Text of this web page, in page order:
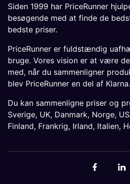
Siden 1999 har PriceRunner
besøgende med at finde de
bedste priser.
PriceRunner er fuldstændig
bruge. Vores vision er at være
med, når du sammenligner
blev PriceRunner en del af Klarna.
Du kan sammenligne priser og
Sverige, UK, Danmark, Norge,
Finland, Frankrig, Irland, Italien,